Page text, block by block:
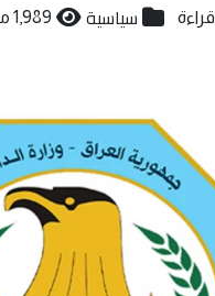
سياسية 1,989 مشاهدة